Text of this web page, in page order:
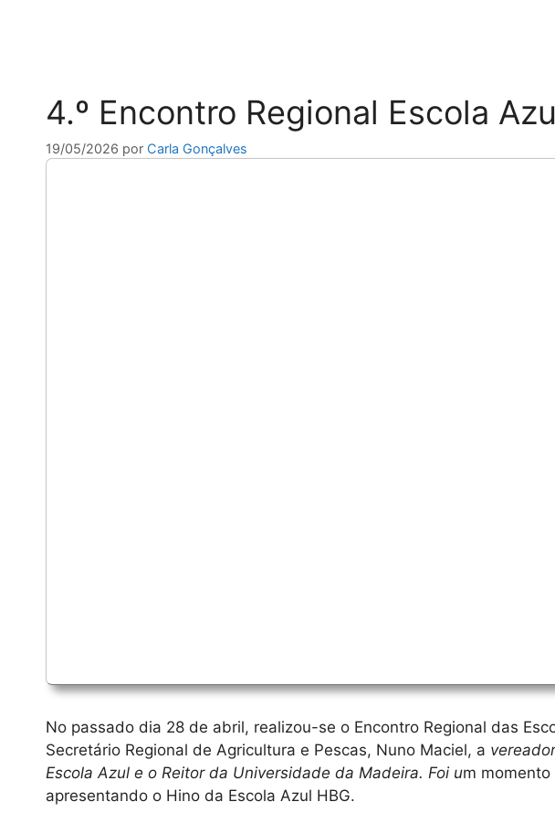
4.º Encontro Regional Escola
19/05/2026 por Carla Gonçalves
No passado dia 28 de abril, realizou-se o Encontro Regional das
Secretário Regional de Agricultura e Pescas, Nuno Maciel, a
Escola Azul e o Reitor da Universidade da Madeira. Foi um
apresentando o Hino da Escola Azul HBG.